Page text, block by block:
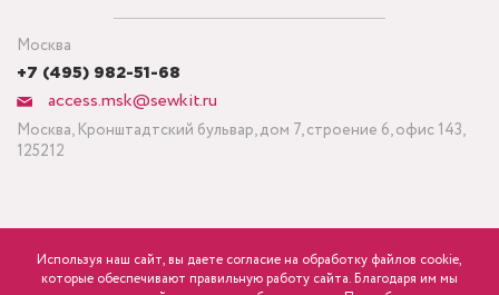
Москва
+7 (495) 982-51-68
access.msk@sewkit.ru
Москва, Кронштадтский бульвар, дом 7, строение 6, офис 143,
125212
ПОДПИСАТЬСЯ НА НОВОСТИ
Используя наш сайт, вы даете согласие на обработку файлов cookie,
которые обеспечивают правильную работу сайта. Благодаря им мы